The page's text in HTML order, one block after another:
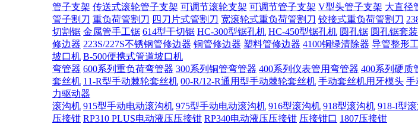
管子支架 传送式滚轮管子支架 可调节滚轮支架 可调节管子支架 V型头管子支架 大直径
管子割刀 重负荷管割刀 四刀片式管割刀 宽滚轮式重负荷管割刀 铰接式重负荷管割刀
切割锯 金属管手工锯 614型干切锯 HC-300型锯孔机 HC-450型锯孔机 圆孔锯 圆孔锯套装
修边器 223S/227S不锈钢管修边器 铜管修边器 塑料管修边器 4100铜绿清除器 导管整形
坡口机 B-500便携式管道坡口机
弯管器 600系列重负荷弯管器 300系列铜管弯管器 400系列仪表管用弯管器 400系列硬质
套丝机 11-R型手动棘轮套丝机 00-R/12-R通用型手动棘轮套丝机 手动套丝机用牙模头 手
力驱动器
滚沟机 915型手动电动滚沟机 975型手动电动滚沟机 916型滚沟机 918型滚沟机 918-I型
压接钳 RP310 PLUS电动液压压接钳 RP340电动液压压接钳 压接钳口 1807压接钳